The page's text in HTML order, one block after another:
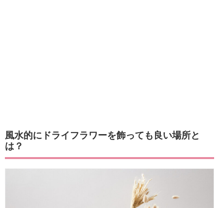
風水的にドライフラワーを飾っても良い場所と
は？